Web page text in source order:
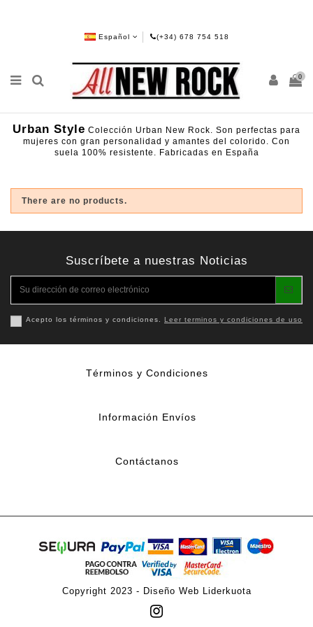
Español (+34) 678 754 518
0
Urban Style Colección Urban New Rock. Son perfectas para
mujeres con gran personalidad y amantes del colorido. Con
suela 100% resistente. Fabricadas en España
There are no products.
Suscríbete a nuestras Noticias
Acepto los términos y condiciones. Leer terminos y condiciones de uso
Términos y Condiciones
Información Envíos
Contáctanos
Copyright 2023 - Diseño Web Liderkuota